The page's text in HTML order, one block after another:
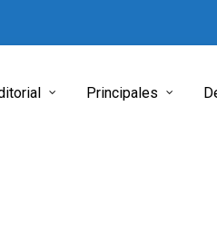
Principales